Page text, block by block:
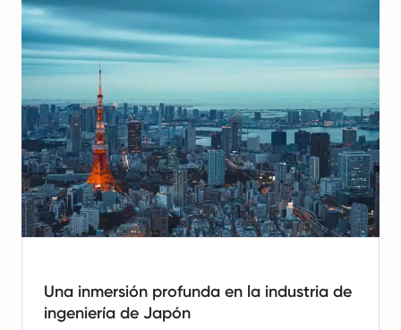
Una inmersión profunda en la industria de
ingeniería de Japón